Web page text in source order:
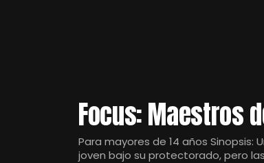
Focus: Maestros
Para mayores de 14 años
joven bajo su protectorado, pero